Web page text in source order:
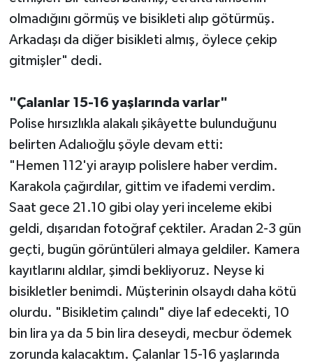
olmadığını görmüş ve bisikleti alıp götürmüş.
Arkadaşı da diğer bisikleti almış, öylece çekip
gitmişler" dedi.
"Çalanlar 15-16 yaşlarında varlar"
Polise hırsızlıkla alakalı şikâyette bulunduğunu
belirten Adalıoğlu şöyle devam etti:
"Hemen 112'yi arayıp polislere haber verdim.
Karakola çağırdılar, gittim ve ifademi verdim.
Saat gece 21.10 gibi olay yeri inceleme ekibi
geldi, dışarıdan fotoğraf çektiler. Aradan 2-3 gün
geçti, bugün görüntüleri almaya geldiler. Kamera
kayıtlarını aldılar, şimdi bekliyoruz. Neyse ki
bisikletler benimdi. Müşterinin olsaydı daha kötü
olurdu. "Bisikletim çalındı" diye laf edecekti, 10
bin lira ya da 5 bin lira deseydi, mecbur ödemek
zorunda kalacaktım. Çalanlar 15-16 yaşlarında